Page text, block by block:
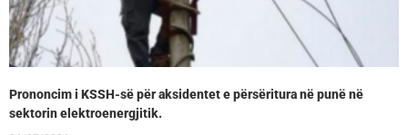
Prononcim i KSSH-së për aksidentet e përsëritura në punë në
sektorin elektroenergjitik.